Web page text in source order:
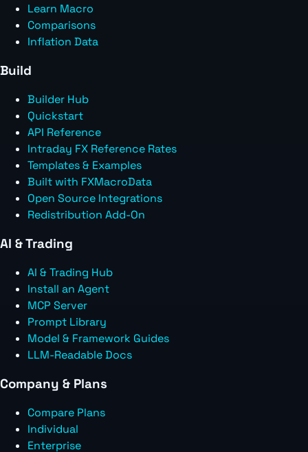
Learn Macro
Comparisons
Inflation Data
Build
Builder Hub
Quickstart
API Reference
Intraday FX Reference Rates
Templates & Examples
Built with FXMacroData
Open Source Integrations
Redistribution Add-On
AI & Trading
AI & Trading Hub
Install an Agent
MCP Server
Prompt Library
Model & Framework Guides
LLM-Readable Docs
Company & Plans
Compare Plans
Individual
Enterprise